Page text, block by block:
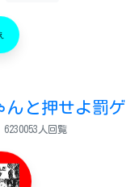
んと押せよ罰ゲ
6230053人回覧